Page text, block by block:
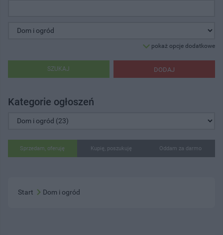
pokaż opcje dodatkowe
DODAJ
SZUKAJ
Kategorie ogłoszeń
Sprzedam, oferuję Kupię, poszukuję Oddam za darmo
Start Dom i ogród